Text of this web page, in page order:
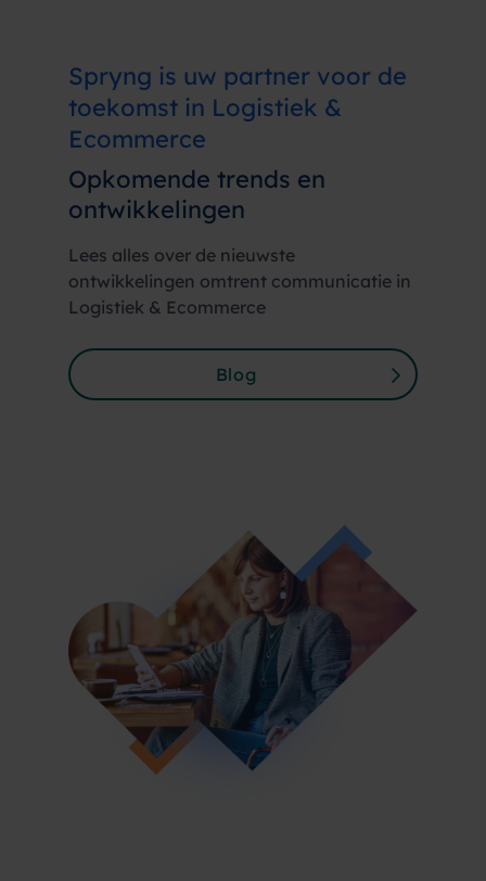
Spryng is uw partner voor de
toekomst in Logistiek &
Ecommerce
Opkomende trends en
ontwikkelingen
Lees alles over de nieuwste
ontwikkelingen omtrent communicatie in
Logistiek & Ecommerce
Blog